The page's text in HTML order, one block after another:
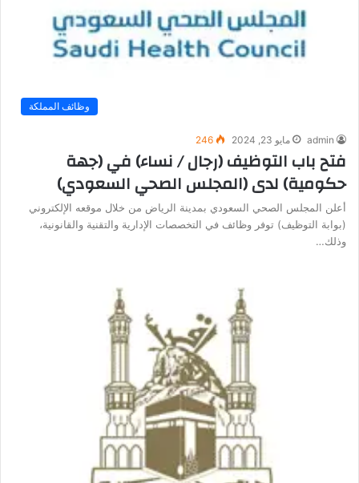
وظائف المملكة
admin مايو 23, 2024 246
فتح باب التوظيف (رجال / نساء) في (جهة
حكومية) لدى (المجلس الصحي السعودي)
أعلن المجلس الصحي السعودي بمدينة الرياض من خلال موقعه الإلكتروني
(بوابة التوظيف) توفر وظائف في التخصصات الإدارية والتقنية والقانونية،
وذلك…